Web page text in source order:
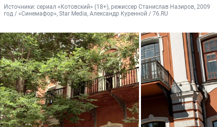
Источники: сериал «Котовский» (18+), режиссер Станислав Назиров, 2009
год / «Синемафор», Star Media, Александр Куренной / 76.RU